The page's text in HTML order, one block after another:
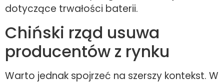
dotyczące trwałości baterii.
Chiński rząd usuwa
producentów z rynku
Warto jednak spojrzeć na szerszy kontekst. W